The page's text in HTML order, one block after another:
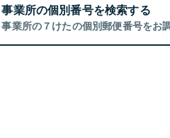
事業所の個別番号を検索する
事業所の７けたの個別郵便番号をお